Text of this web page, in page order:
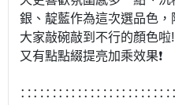
銀、靛藍作為這次選品色
大家敲碗敲到不行的顏色
又有點點綴提亮加乘效果❗